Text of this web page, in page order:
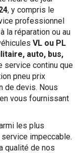
, y compris le
professionnel
la réparation ou au
VL ou PL
auto, bus,
service continu que
pneu prix
de devis. Nous
vous fournissant
les plus
impeccable.
qualité de nos